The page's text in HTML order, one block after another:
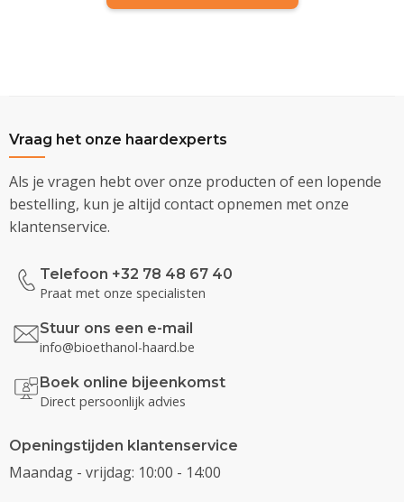
Vraag het onze haardexperts
Als je vragen hebt over onze producten of een lopende
bestelling, kun je altijd contact opnemen met onze
klantenservice.
Telefoon +32 78 48 67 40
Praat met onze specialisten
Stuur ons een e-mail
info@bioethanol-haard.be
Boek online bijeenkomst
Direct persoonlijk advies
Openingstijden klantenservice
Maandag - vrijdag: 10:00 - 14:00